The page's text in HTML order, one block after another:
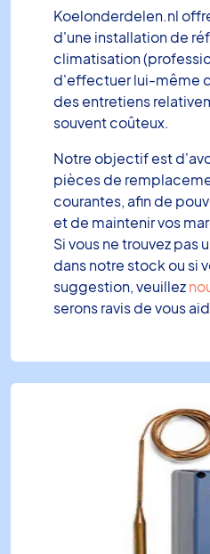
Koelonderdelen.nl
d'une installation de
climatisation
d'effectuer lui-même
des entretiens
souvent coûteux.
Notre objectif est
pièces de
courantes, afin de
et de maintenir vos
Si vous ne trouvez
dans notre stock ou si
suggestion, veuillez
serons ravis de vous